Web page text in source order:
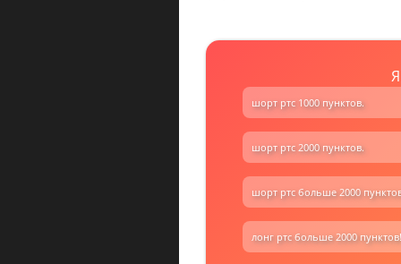
шорт ртс 1000 пунктов.
шорт ртс 2000 пунктов.
шорт ртс больше 2000
лонг ртс больше 2000